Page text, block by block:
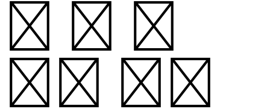
형 및 밝
기, 우주